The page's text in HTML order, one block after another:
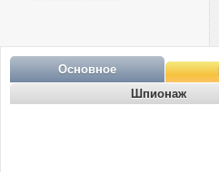
Основное
Шпионаж